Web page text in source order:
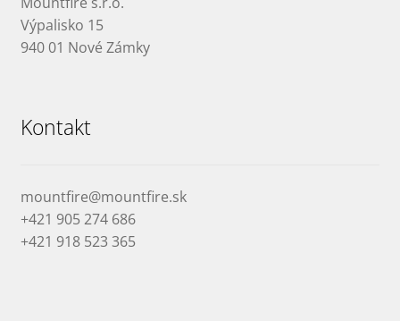
Výpalisko 15
940 01 Nové Zámky
Kontakt
mountfire@mountfire.sk
+421 905 274 686
+421 918 523 365